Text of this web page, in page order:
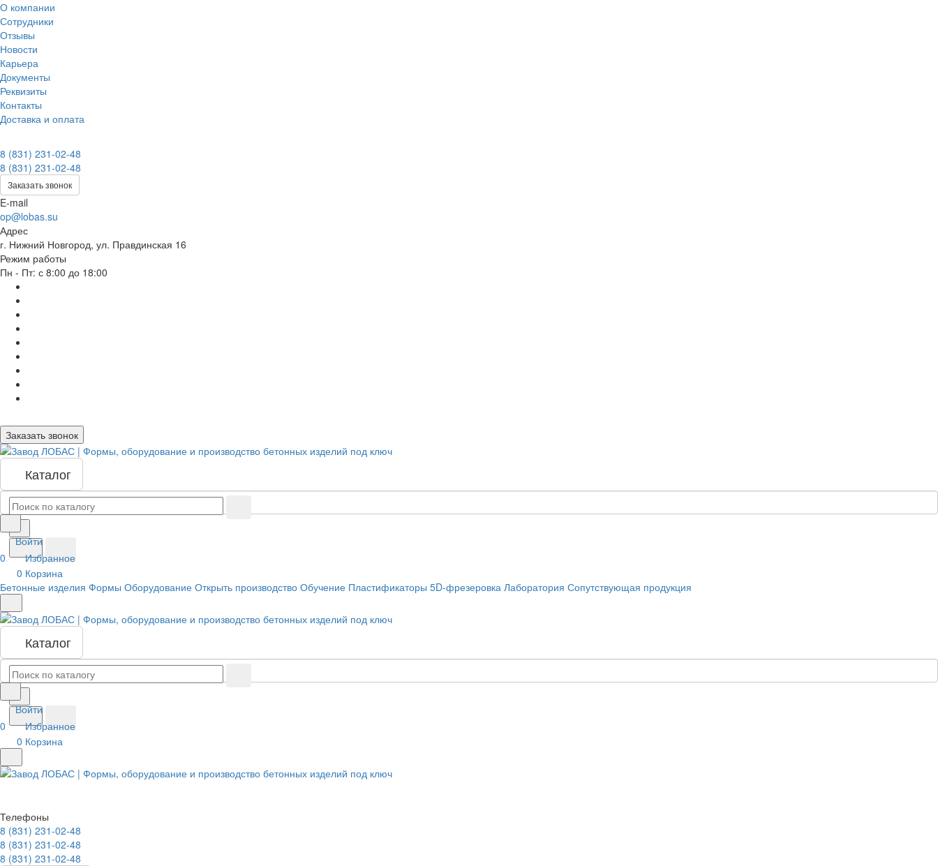
О компании
Сотрудники
Отзывы
Новости
Карьера
Документы
Реквизиты
Контакты
Доставка и оплата
8 (831) 231-02-48
8 (831) 231-02-48
Заказать звонок
E-mail
op@lobas.su
Адрес
г. Нижний Новгород, ул. Правдинская 16
Режим работы
Пн - Пт: с 8:00 до 18:00
Заказать звонок
Каталог
Войти
0
Избранное
0 Корзина
Бетонные изделия Формы Оборудование Открыть производство Обучение Пластификаторы 5D-фрезеровка Лаборатория Сопутствующая продукция
Каталог
Войти
0
Избранное
0 Корзина
Телефоны
8 (831) 231-02-48
8 (831) 231-02-48
8 (831) 231-02-48